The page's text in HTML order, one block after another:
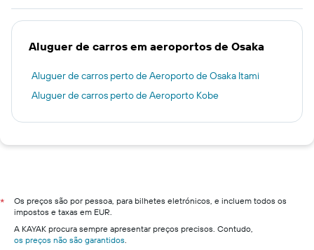
Aluguer de carros em aeroportos de Osaka
Aluguer de carros perto de Aeroporto de Osaka Itami
Aluguer de carros perto de Aeroporto Kobe
*
Os preços são por pessoa, para bilhetes eletrónicos, e incluem todos os
impostos e taxas em EUR.
A KAYAK procura sempre apresentar preços precisos. Contudo,
os preços não são garantidos